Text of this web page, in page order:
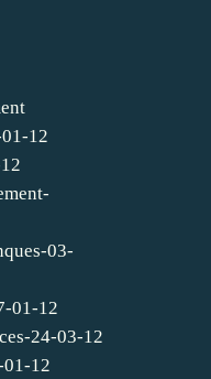
12
03-
01-12
24-03-12
12